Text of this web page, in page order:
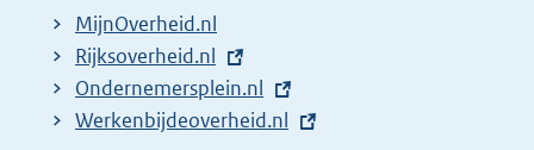
l
i
n
k
MijnOverheid.nl
E
x
t
Rijksoverheid.nl
E
x
Ondernemersplein.nl
E
Werkenbijdeoverheid.nl